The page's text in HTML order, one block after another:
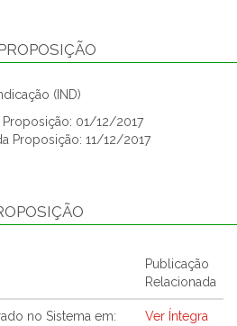
(IND)
Proposição: 01/12/2017
Proposição: 11/12/2017
Publicação
Relacionada
no Sistema em:
Ver Íntegra